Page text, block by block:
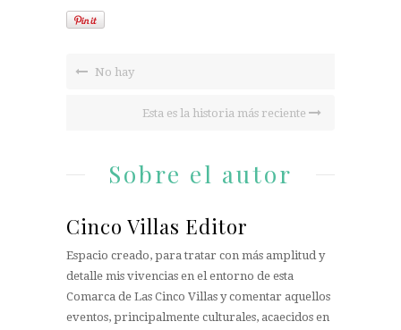
No hay
Esta es la historia más reciente
Sobre el autor
Cinco Villas Editor
Espacio creado, para tratar con más amplitud y
detalle mis vivencias en el entorno de esta
Comarca de Las Cinco Villas y comentar aquellos
eventos, principalmente culturales, acaecidos en